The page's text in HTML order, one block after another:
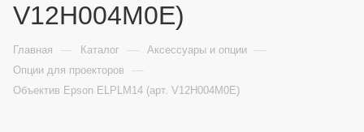
V12H004M0E)
Главная — Каталог — Аксессуары и опции —
Опции для проекторов —
Объектив Epson ELPLM14 (арт. V12H004M0E)